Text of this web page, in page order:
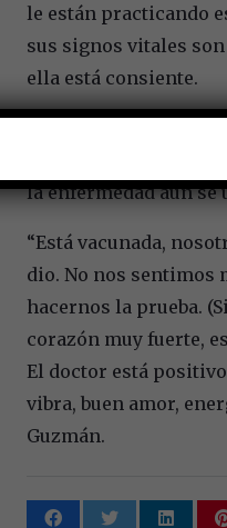
le están practicando
sus signos vitales son
ella está consiente.
la enfermedad aún se
“Está vacunada,
dio. No nos sentimos
hacernos la prueba.
corazón muy fuerte,
El doctor está
vibra, buen amor,
Guzmán.